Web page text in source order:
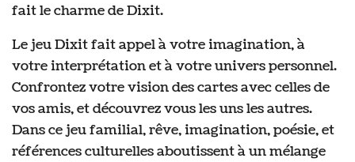
fait le charme de Dixit.
Le jeu Dixit fait appel à votre imagination, à
votre interprétation et à votre univers personnel.
Confrontez votre vision des cartes avec celles de
vos amis, et découvrez vous les uns les autres.
Dans ce jeu familial, rêve, imagination, poésie, et
références culturelles aboutissent à un mélange